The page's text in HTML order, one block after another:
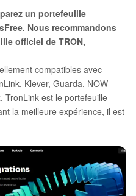
un portefeuille
Nous recommandons
officiel de TRON,
compatibles avec
Klever, Guarda, NOW
TronLink est le portefeuille
la meilleure expérience, il est